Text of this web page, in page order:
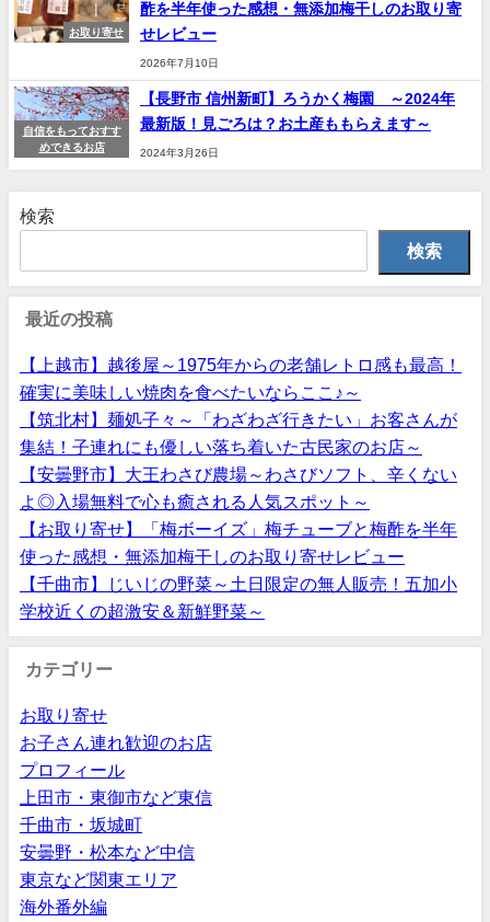
お取り寄せ
酢を半年使った感想・無添加梅干しのお取り寄
せレビュー
2026年7月10日
自信をもっておすす
めできるお店
【長野市 信州新町】ろうかく梅園 ～2024年
最新版！見ごろは？お土産ももらえます～
2024年3月26日
検索
検索
最近の投稿
【上越市】越後屋～1975年からの老舗レトロ感も最高！
確実に美味しい焼肉を食べたいならここ♪～
【筑北村】麺処子々～「わざわざ行きたい」お客さんが
集結！子連れにも優しい落ち着いた古民家のお店～
【安曇野市】大王わさび農場～わさびソフト、辛くない
よ◎入場無料で心も癒される人気スポット～
【お取り寄せ】「梅ボーイズ」梅チューブと梅酢を半年
使った感想・無添加梅干しのお取り寄せレビュー
【千曲市】じいじの野菜～土日限定の無人販売！五加小
学校近くの超激安＆新鮮野菜～
カテゴリー
お取り寄せ
お子さん連れ歓迎のお店
プロフィール
上田市・東御市など東信
千曲市・坂城町
安曇野・松本など中信
東京など関東エリア
海外番外編